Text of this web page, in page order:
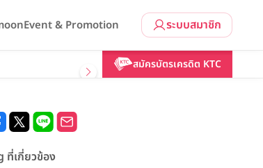
ระบบสมาชิก
Event & Promotion
สมัครบัตรเครดิต KTC
ที่เกี่ยวข้อง